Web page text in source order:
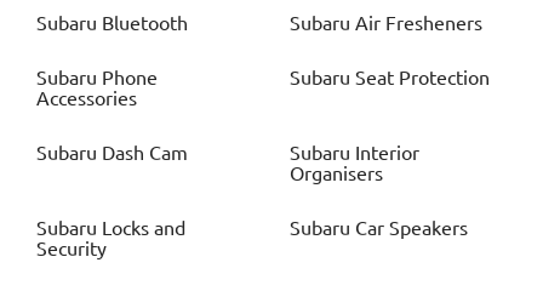
Subaru Bluetooth Subaru Air Fresheners
Subaru Phone
Accessories
Subaru Seat Protection
Subaru Dash Cam Subaru Interior
Organisers
Subaru Locks and
Security
Subaru Car Speakers